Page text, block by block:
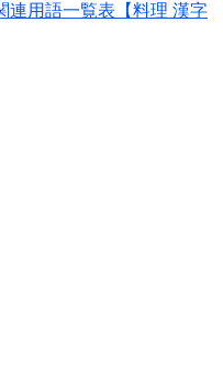
連用語一覧表【料理 漢字